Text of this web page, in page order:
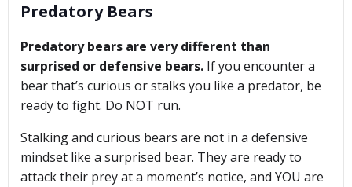
Predatory Bears
Predatory bears are very different than
surprised or defensive bears. If you encounter a
bear that’s curious or stalks you like a predator, be
ready to fight. Do NOT run.
Stalking and curious bears are not in a defensive
mindset like a surprised bear. They are ready to
attack their prey at a moment’s notice, and YOU are